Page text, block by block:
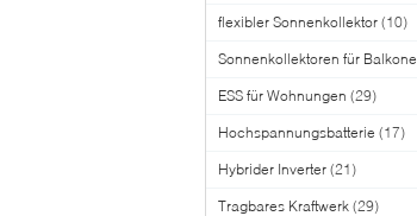
flexibler Sonnenkollektor (10)
Sonnenkollektoren für Balkone
ESS für Wohnungen (29)
Hochspannungsbatterie (17)
Hybrider Inverter (21)
Tragbares Kraftwerk (29)